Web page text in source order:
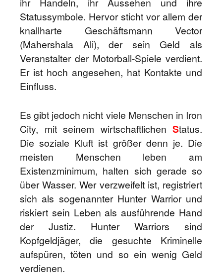
Statussymbole. Hervor sticht vor allem der
knallharte Geschäftsmann Vector
(Mahershala Ali), der sein Geld als
Veranstalter der Motorball-Spiele verdient.
Er ist hoch angesehen, hat Kontakte und
Einfluss.
Es gibt jedoch nicht viele Menschen in Iron
City, mit seinem wirtschaftlichen Status.
Die soziale Kluft ist größer denn je. Die
meisten Menschen leben am
Existenzminimum, halten sich gerade so
über Wasser. Wer verzweifelt ist, registriert
sich als sogenannter Hunter Warrior und
riskiert sein Leben als ausführende Hand
der Justiz. Hunter Warriors sind
Kopfgeldjäger, die gesuchte Kriminelle
aufspüren, töten und so ein wenig Geld
verdienen.